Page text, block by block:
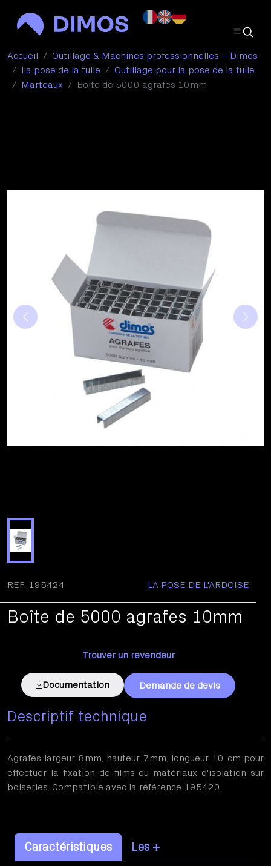
Accueil
Outillage & Machines professionnelles – Dimos
La pose de la tuile
Outillage pour la pose de la tuile
Marteaux
Boîte de 5000 agrafes 10mm
REF. 195424 LA POSE DE L'ARDOISE
Boîte de 5000 agrafes 10mm
Trouver un revendeur
Documentation Demande de devis
Descriptif technique
Agrafes largeur 8mm, hauteur 7mm, longueur 10 cm pour
effectuer la fixation de films ou matériaux d'isolation sur
boiseries. Compatible avec la référence 195420.
Caractéristiques Les +